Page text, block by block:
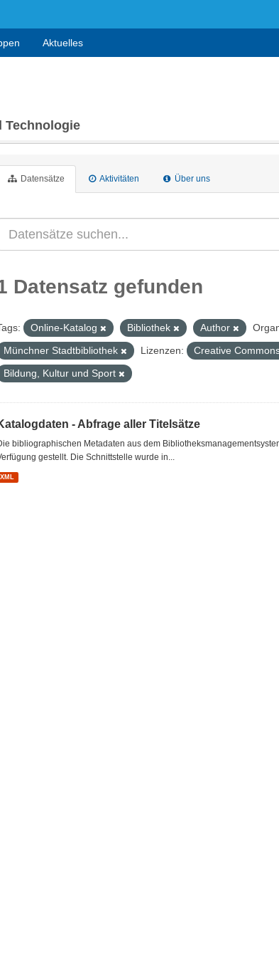
Aktuelles
Technologie
Datensätze Aktivitäten Über uns
Datensatz gefunden
Online-Katalog Bibliothek Author
Münchner Stadtbibliothek
Lizenzen: Creative
Bildung, Kultur und Sport
- Abfrage aller Titelsätze
bibliographischen Metadaten aus dem
gestellt. Die Schnittstelle wurde in...
XML